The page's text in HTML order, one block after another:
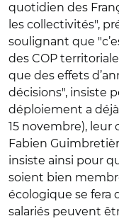
quotidien des
les collectivités",
soulignant que
des COP
que des effets
décisions", insiste
déploiement a
15 novembre), leur
Fabien
insiste ainsi pour
soient bien
écologique se fera
salariés peuvent